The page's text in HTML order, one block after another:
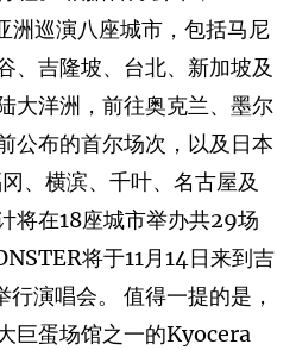
洲巡演八座城市，包括马尼
、吉隆坡、台北、新加坡及
大洋洲，前往奥克兰、墨尔
公布的首尔场次，以及日本
横滨、千叶、名古屋及
将在18座城市举办共29场
将于11月14日来到吉
演唱会。 值得一提的是，
巨蛋场馆之一的Kyocera